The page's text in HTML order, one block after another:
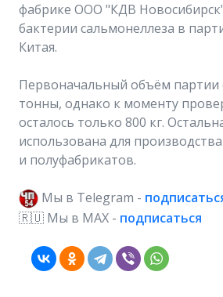
фабрике ООО "КДВ
бактерии сальмонеллеза в
Китая.
Первоначальный объём партии
тонны, однако к моменту
осталось только 800 кг.
использована для
и полуфабрикатов.
Мы в Telegram -
🇷🇺 Мы в МAX - подписаться